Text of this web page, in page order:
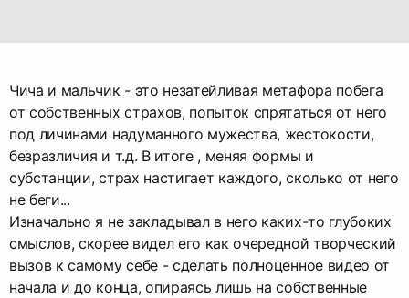
Чича и мальчик - это незатейливая метафора побега
от собственных страхов, попыток спрятаться от него
под личинами надуманного мужества, жестокости,
безразличия и т.д. В итоге , меняя формы и
субстанции, страх настигает каждого, сколько от него
не беги...
Изначально я не закладывал в него каких-то глубоких
смыслов, скорее видел его как очередной творческий
вызов к самому себе - сделать полноценное видео от
начала и до конца, опираясь лишь на собственные